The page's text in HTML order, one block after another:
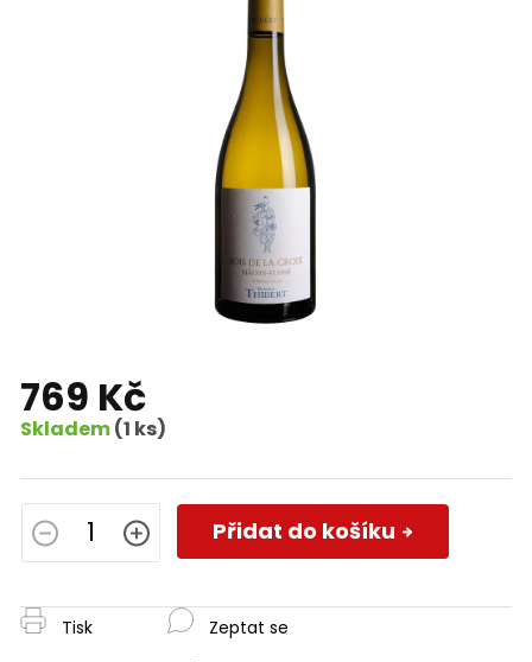
769 Kč
Skladem(1 ks)
Měrná
cena:
Přidat do košíku
Tisk Zeptat se